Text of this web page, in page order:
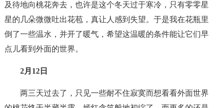
及待地向桃花奔去，也许是这个冬天过于寒冷，只有零零星
星的几朵微微吐出花苞，真让人感到失望。于是我在花瓶里
倒了一些温水，并开了暖气，希望这温暖的条件能让它们早
点儿看到外面的世界。
2月12日
两三天过去了，只见一些耐不住寂寞而想看看外面世界